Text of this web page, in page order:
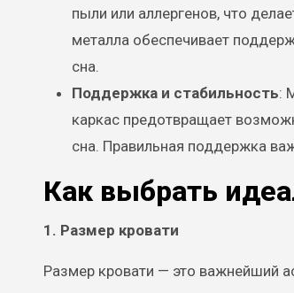
пыли или аллергенов, что
металла обеспечивает
сна.
Поддержка и стабильность:
каркас предотвращает
сна. Правильная поддержка
Как выбрать
1. Размер кровати
Размер кровати — это важнейший